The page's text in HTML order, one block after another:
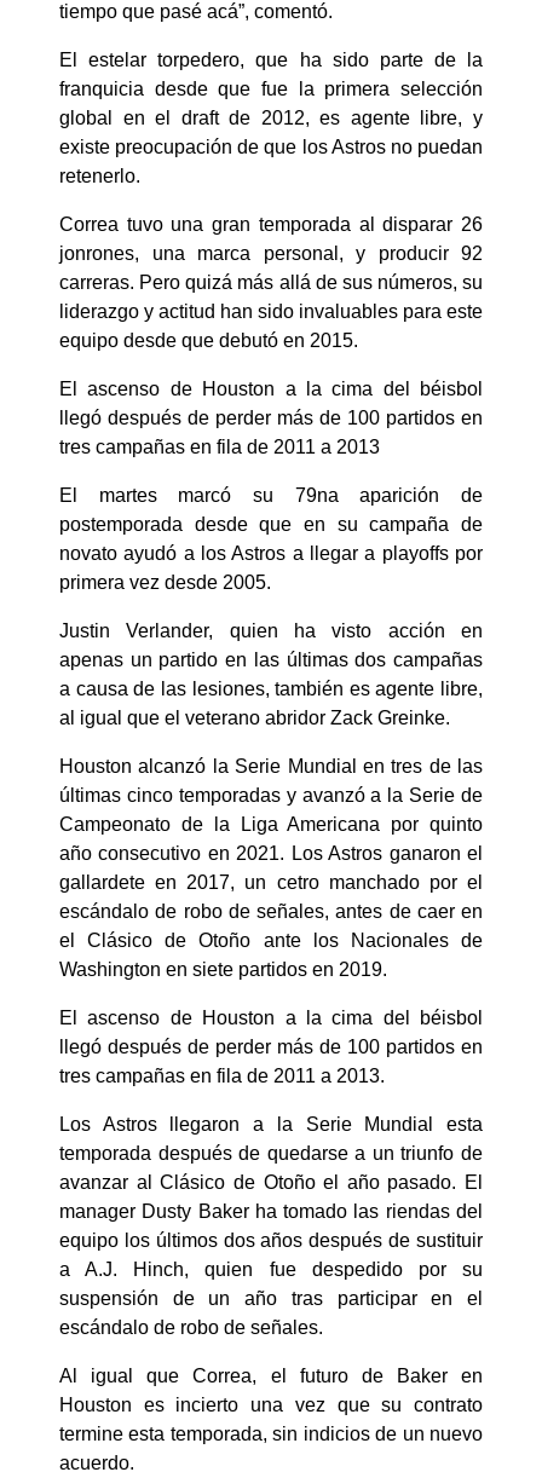
tiempo que pasé acá”, comentó.
El estelar torpedero, que ha sido parte de la
franquicia desde que fue la primera selección
global en el draft de 2012, es agente libre, y
existe preocupación de que los Astros no puedan
retenerlo.
Correa tuvo una gran temporada al disparar 26
jonrones, una marca personal, y producir 92
carreras. Pero quizá más allá de sus números, su
liderazgo y actitud han sido invaluables para este
equipo desde que debutó en 2015.
El ascenso de Houston a la cima del béisbol
llegó después de perder más de 100 partidos en
tres campañas en fila de 2011 a 2013
El martes marcó su 79na aparición de
postemporada desde que en su campaña de
novato ayudó a los Astros a llegar a playoffs por
primera vez desde 2005.
Justin Verlander, quien ha visto acción en
apenas un partido en las últimas dos campañas
a causa de las lesiones, también es agente libre,
al igual que el veterano abridor Zack Greinke.
Houston alcanzó la Serie Mundial en tres de las
últimas cinco temporadas y avanzó a la Serie de
Campeonato de la Liga Americana por quinto
año consecutivo en 2021. Los Astros ganaron el
gallardete en 2017, un cetro manchado por el
escándalo de robo de señales, antes de caer en
el Clásico de Otoño ante los Nacionales de
Washington en siete partidos en 2019.
El ascenso de Houston a la cima del béisbol
llegó después de perder más de 100 partidos en
tres campañas en fila de 2011 a 2013.
Los Astros llegaron a la Serie Mundial esta
temporada después de quedarse a un triunfo de
avanzar al Clásico de Otoño el año pasado. El
manager Dusty Baker ha tomado las riendas del
equipo los últimos dos años después de sustituir
a A.J. Hinch, quien fue despedido por su
suspensión de un año tras participar en el
escándalo de robo de señales.
Al igual que Correa, el futuro de Baker en
Houston es incierto una vez que su contrato
termine esta temporada, sin indicios de un nuevo
acuerdo.